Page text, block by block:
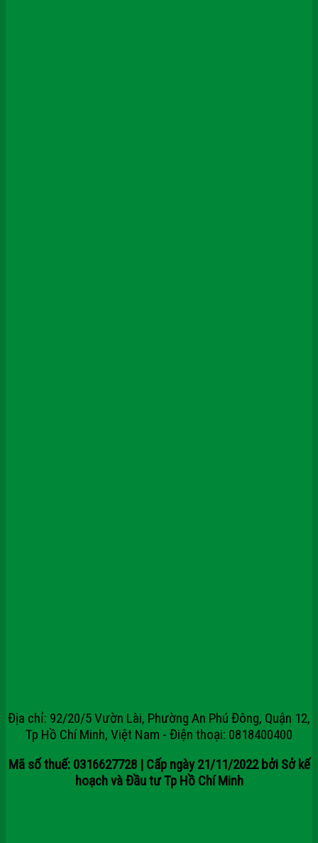
Địa chỉ: 92/20/5 Vườn Lài, Phường An Phú Đông, Quận 12,
Tp Hồ Chí Minh, Việt Nam - Điện thoại: 0818400400
Mã số thuế: 0316627728 | Cấp ngày 21/11/2022 bởi Sở kế
hoạch và Đầu tư Tp Hồ Chí Minh